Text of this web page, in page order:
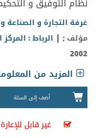
نظام التوفيق و
غرفة التجارة و الصناعة
مؤلف ; | الرباط :
2002
المزيد من
أضف إلى السلة
غير قابل للإعارة